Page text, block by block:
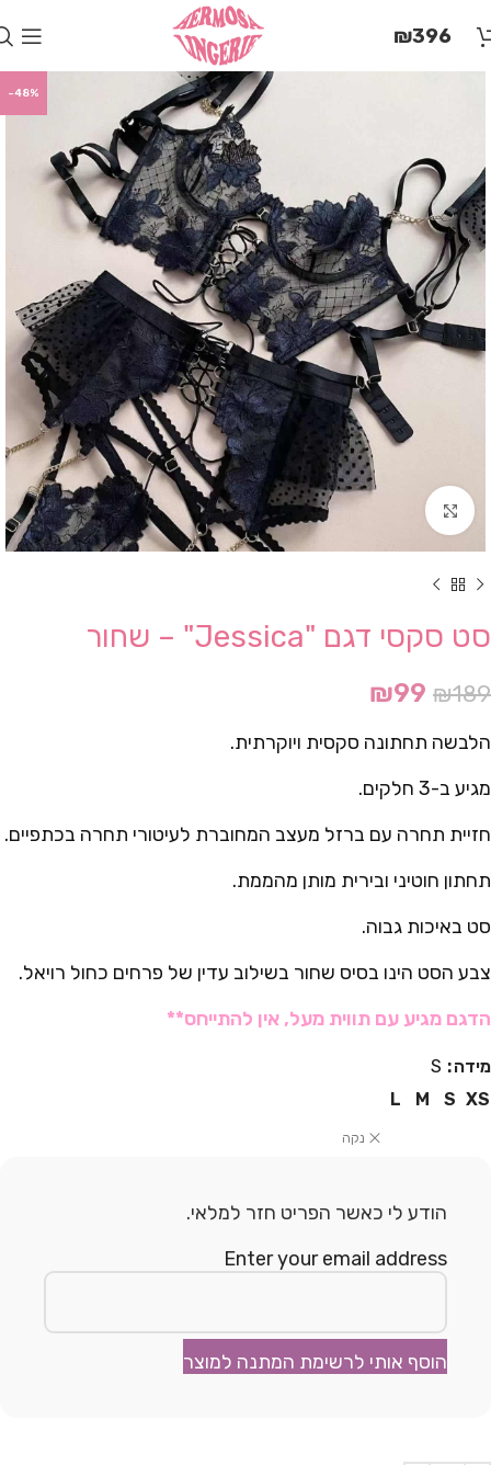
זֶה
לְהַנְגָּשָׁת
אָתָרִים".
הַמְּסַיַּעַת
לִנְגִישׁוּת
הָאֲתָר.
לִפְתִיחַת
תַּפְרִיט
הֵנְּגִישׁוּת
לְחַץ
₪396
-48%
Click to enlarge
סט סקסי דגם "Jessica" – שחור
₪189
₪99
הלבשה תחתונה סקסית ויוקרתית.
מגיע ב-3 חלקים.
חזיית תחרה עם ברזל מעצב המחוברת לעיטורי תחרה בכתפיים.
תחתון חוטיני ובירית מותן מהממת.
סט באיכות גבוה.
צבע הסט הינו בסיס שחור בשילוב עדין של פרחים כחול רויאל.
הדגם מגיע עם תווית מעל, אין להתייחס**
מידה
S
XS
S
M
L
נקה
הודע לי כאשר הפריט חזר למלאי.
Enter your email address
הוסף אותי לרשימת המתנה למוצר